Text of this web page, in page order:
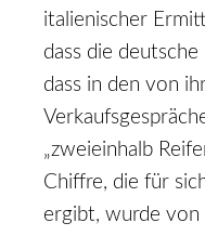
italienischer
dass die
dass in den von
„zweieinhalb
Chiffre, die für
ergibt, wurde von